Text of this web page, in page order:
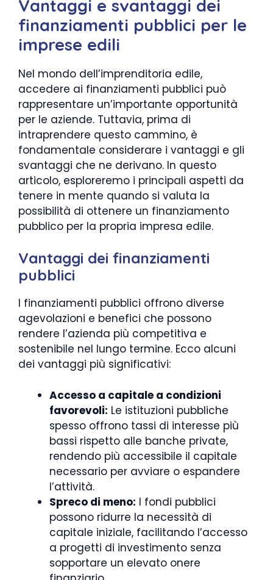
Vantaggi e svantaggi dei
finanziamenti pubblici per le
imprese edili
Nel mondo dell’imprenditoria edile,
accedere ai finanziamenti pubblici può
rappresentare un’importante opportunità
per le aziende. Tuttavia, prima di
intraprendere questo cammino, è
fondamentale considerare i vantaggi e gli
svantaggi che ne derivano. In questo
articolo, esploreremo i principali aspetti da
tenere in mente quando si valuta la
possibilità di ottenere un finanziamento
pubblico per la propria impresa edile.
Vantaggi dei finanziamenti
pubblici
I finanziamenti pubblici offrono diverse
agevolazioni e benefici che possono
rendere l’azienda più competitiva e
sostenibile nel lungo termine. Ecco alcuni
dei vantaggi più significativi:
Accesso a capitale a condizioni
favorevoli: Le istituzioni pubbliche
spesso offrono tassi di interesse più
bassi rispetto alle banche private,
rendendo più accessibile il capitale
necessario per avviare o espandere
l’attività.
Spreco di meno: I fondi pubblici
possono ridurre la necessità di
capitale iniziale, facilitando l’accesso
a progetti di investimento senza
sopportare un elevato onere